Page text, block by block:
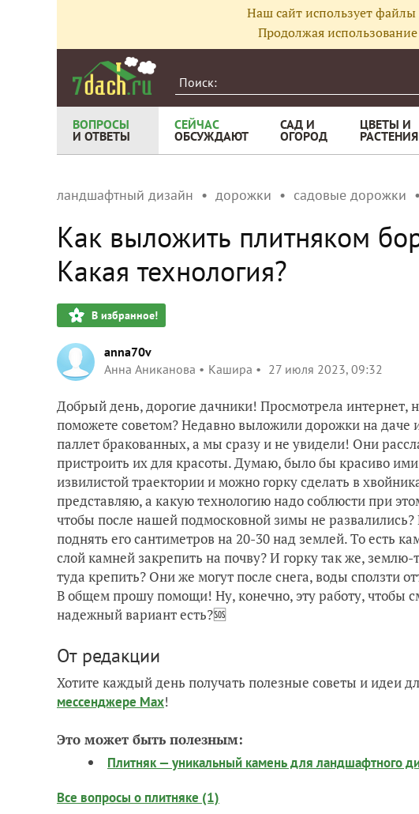
Наш сайт использует файлы
Продолжая использование
ВОПРОСЫ
И ОТВЕТЫ
СЕЙЧАС
ОБСУЖДАЮТ
САД И
ОГОРОД
ЦВЕТЫ И
РАСТЕНИЯ
ландшафтный дизайн дорожки садовые дорожки
Как выложить плитняком
Какая технология?
В избранное!
anna70v
Анна Аниканова
Кашира 27 июля 2023, 09:32
Добрый день, дорогие дачники! Просмотрела интернет,
поможете советом? Недавно выложили дорожки на даче
паллет бракованных, а мы сразу и не увидели! Они
пристроить их для красоты. Думаю, было бы красиво
извилистой траектории и можно горку сделать в
представляю, а какую технологию надо соблюсти при
чтобы после нашей подмосковной зимы не
поднять его сантиметров на 20-30 над землей. То есть
слой камней закрепить на почву? И горку так же,
туда крепить? Они же могут после снега, воды сползти
В общем прошу помощи! Ну, конечно, эту работу, чтобы
надежный вариант есть?🆘
От редакции
Хотите каждый день получать полезные советы и идеи
мессенджере Max!
Это может быть полезным:
Плитняк — уникальный камень для ландшафтного
Все вопросы о плитняке (1)